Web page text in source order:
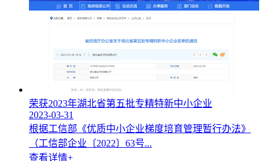
荣获2023年湖北省第五批专精特新中小企业
2023-03-31
根据工信部《优质中小企业梯度培育管理暂行办法》
（工信部企业〔2022〕63号...
查看详情+